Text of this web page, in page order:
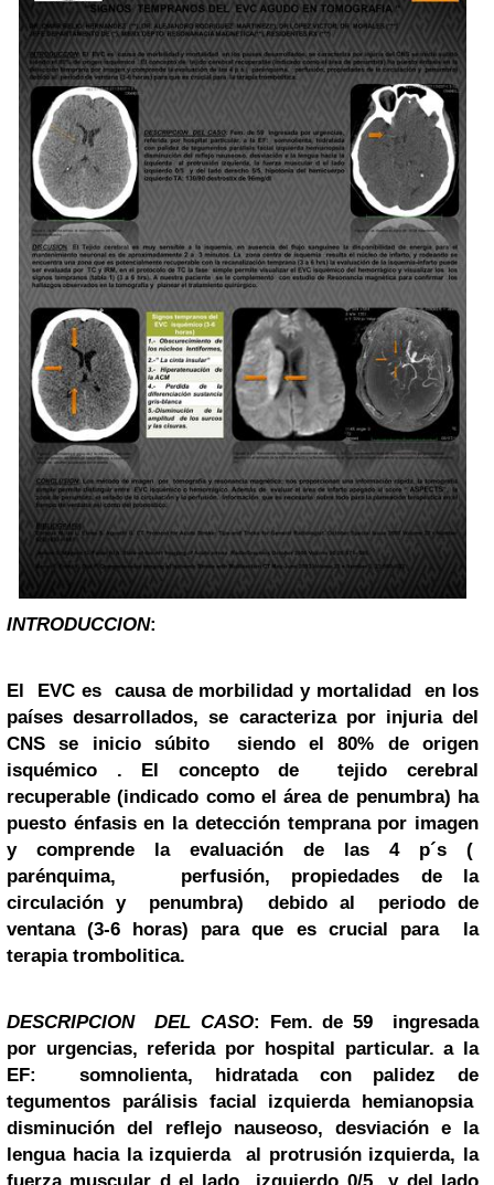
INTRODUCCION:
El EVC es causa de morbilidad y mortalidad en los
países desarrollados, se caracteriza por injuria del
CNS se inicio súbito siendo el 80% de origen
isquémico . El concepto de tejido cerebral
recuperable (indicado como el área de penumbra) ha
puesto énfasis en la detección temprana por imagen
y comprende la evaluación de las 4 p´s (
parénquima, perfusión, propiedades de la
circulación y penumbra) debido al periodo de
ventana (3-6 horas) para que es crucial para la
terapia trombolitica.
DESCRIPCION DEL CASO: Fem. de 59 ingresada
por urgencias, referida por hospital particular. a la
EF: somnolienta, hidratada con palidez de
tegumentos parálisis facial izquierda hemianopsia
disminución del reflejo nauseoso, desviación e la
lengua hacia la izquierda al protrusión izquierda, la